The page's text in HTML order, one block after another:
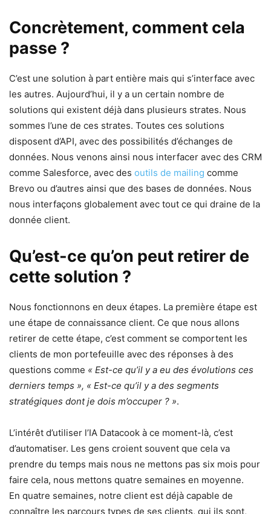
Concrètement, comment cela
passe ?
C’est une solution à part entière mais qui s’interface avec
les autres. Aujourd’hui, il y a un certain nombre de
solutions qui existent déjà dans plusieurs strates. Nous
sommes l’une de ces strates. Toutes ces solutions
disposent d’API, avec des possibilités d’échanges de
données. Nous venons ainsi nous interfacer avec des CRM
comme Salesforce, avec des outils de mailing comme
Brevo ou d’autres ainsi que des bases de données. Nous
nous interfaçons globalement avec tout ce qui draine de la
donnée client.
Qu’est-ce qu’on peut retirer de
cette solution ?
Nous fonctionnons en deux étapes. La première étape est
une étape de connaissance client. Ce que nous allons
retirer de cette étape, c’est comment se comportent les
clients de mon portefeuille avec des réponses à des
questions comme « Est-ce qu’il y a eu des évolutions ces
derniers temps », « Est-ce qu’il y a des segments
stratégiques dont je dois m’occuper ? ».
L’intérêt d’utiliser l’IA Datacook à ce moment-là, c’est
d’automatiser. Les gens croient souvent que cela va
prendre du temps mais nous ne mettons pas six mois pour
faire cela, nous mettons quatre semaines en moyenne.
En quatre semaines, notre client est déjà capable de
connaître les parcours types de ses clients, qui ils sont,